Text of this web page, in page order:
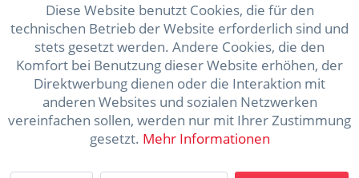
Diese Website benutzt Cookies, die für den
technischen Betrieb der Website erforderlich sind und
stets gesetzt werden. Andere Cookies, die den
Komfort bei Benutzung dieser Website erhöhen, der
Direktwerbung dienen oder die Interaktion mit
anderen Websites und sozialen Netzwerken
vereinfachen sollen, werden nur mit Ihrer Zustimmung
gesetzt. Mehr Informationen